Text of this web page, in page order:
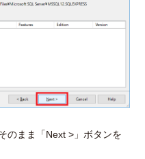
のまま「Next >」ボタンを